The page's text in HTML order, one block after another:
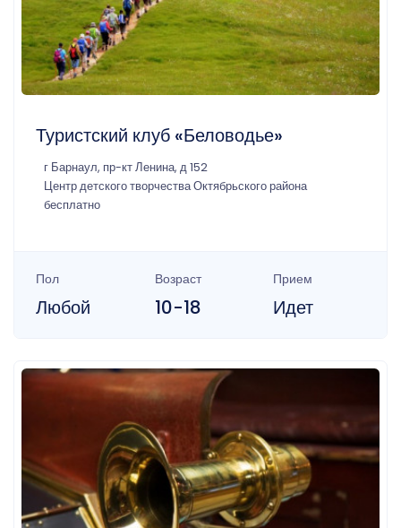
Туристский клуб «Беловодье»
г Барнаул, пр-кт Ленина, д 152
Центр детского творчества Октябрьского района
бесплатно
Пол
Любой
Возраст
10-18
Прием
Идет